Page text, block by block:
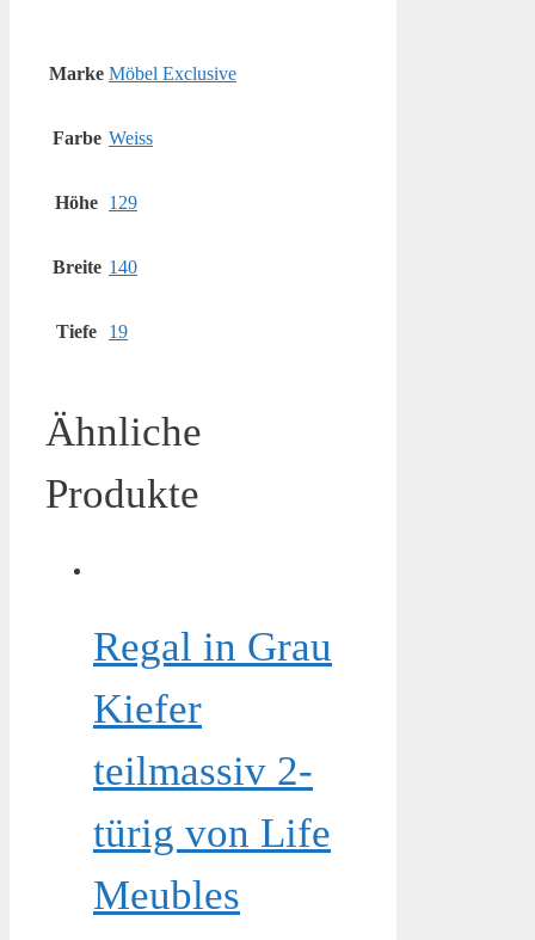
Marke Möbel Exclusive
Farbe Weiss
Höhe 129
Breite 140
Tiefe 19
Ähnliche
Produkte
Regal in Grau
Kiefer
teilmassiv 2-
türig von Life
Meubles